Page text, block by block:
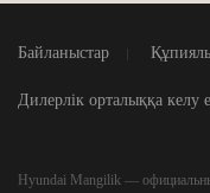
Байланыстар
Дилерлік орталыққа келу
Hyundai Mangilik —